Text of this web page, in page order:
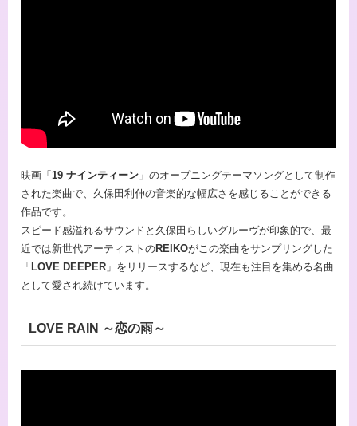
映画「 19 ナインティーン 」のオープニングテーマソングとして制作
された楽曲で、久保田利伸の音楽的な幅広さを感じることができる
作品です。
スピード感溢れるサウンドと久保田らしいグルーヴが印象的で、最
近では新世代アーティストのREIKOがこの楽曲をサンプリングした
「 LOVE DEEPER 」をリリースするなど、現在も注目を集める名曲
として愛され続けています。
LOVE RAIN ～恋の雨～